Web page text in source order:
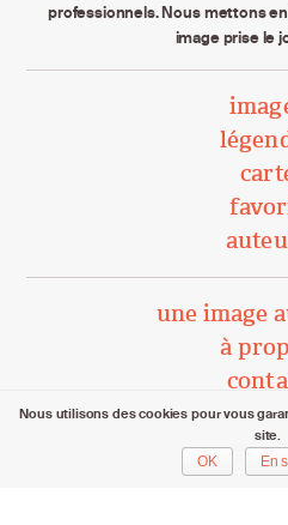
professionnels. Nous mettons
image prise le
une image
à
Tous droits réservés
Nous utilisons des cookies pour vous
site.
OK
En